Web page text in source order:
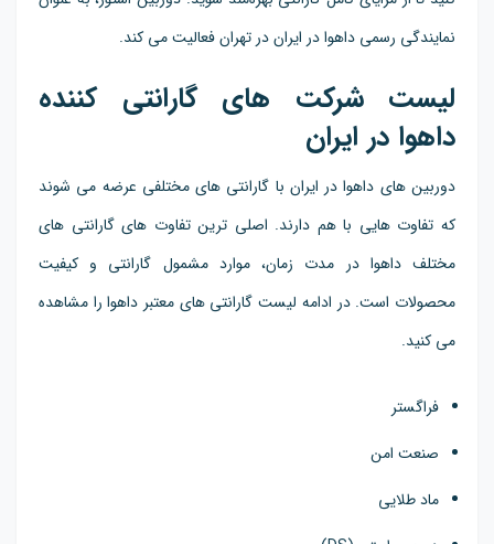
نمایندگی رسمی داهوا در ایران در تهران فعالیت می کند.
لیست شرکت های گارانتی کننده
داهوا در ایران
دوربین های داهوا در ایران با گارانتی های مختلفی عرضه می شوند
که تفاوت هایی با هم دارند. اصلی ترین تفاوت های گارانتی های
مختلف داهوا در مدت زمان، موارد مشمول گارانتی و کیفیت
محصولات است. در ادامه لیست گارانتی های معتبر داهوا را مشاهده
می کنید.
فراگستر
صنعت امن
ماد طلایی